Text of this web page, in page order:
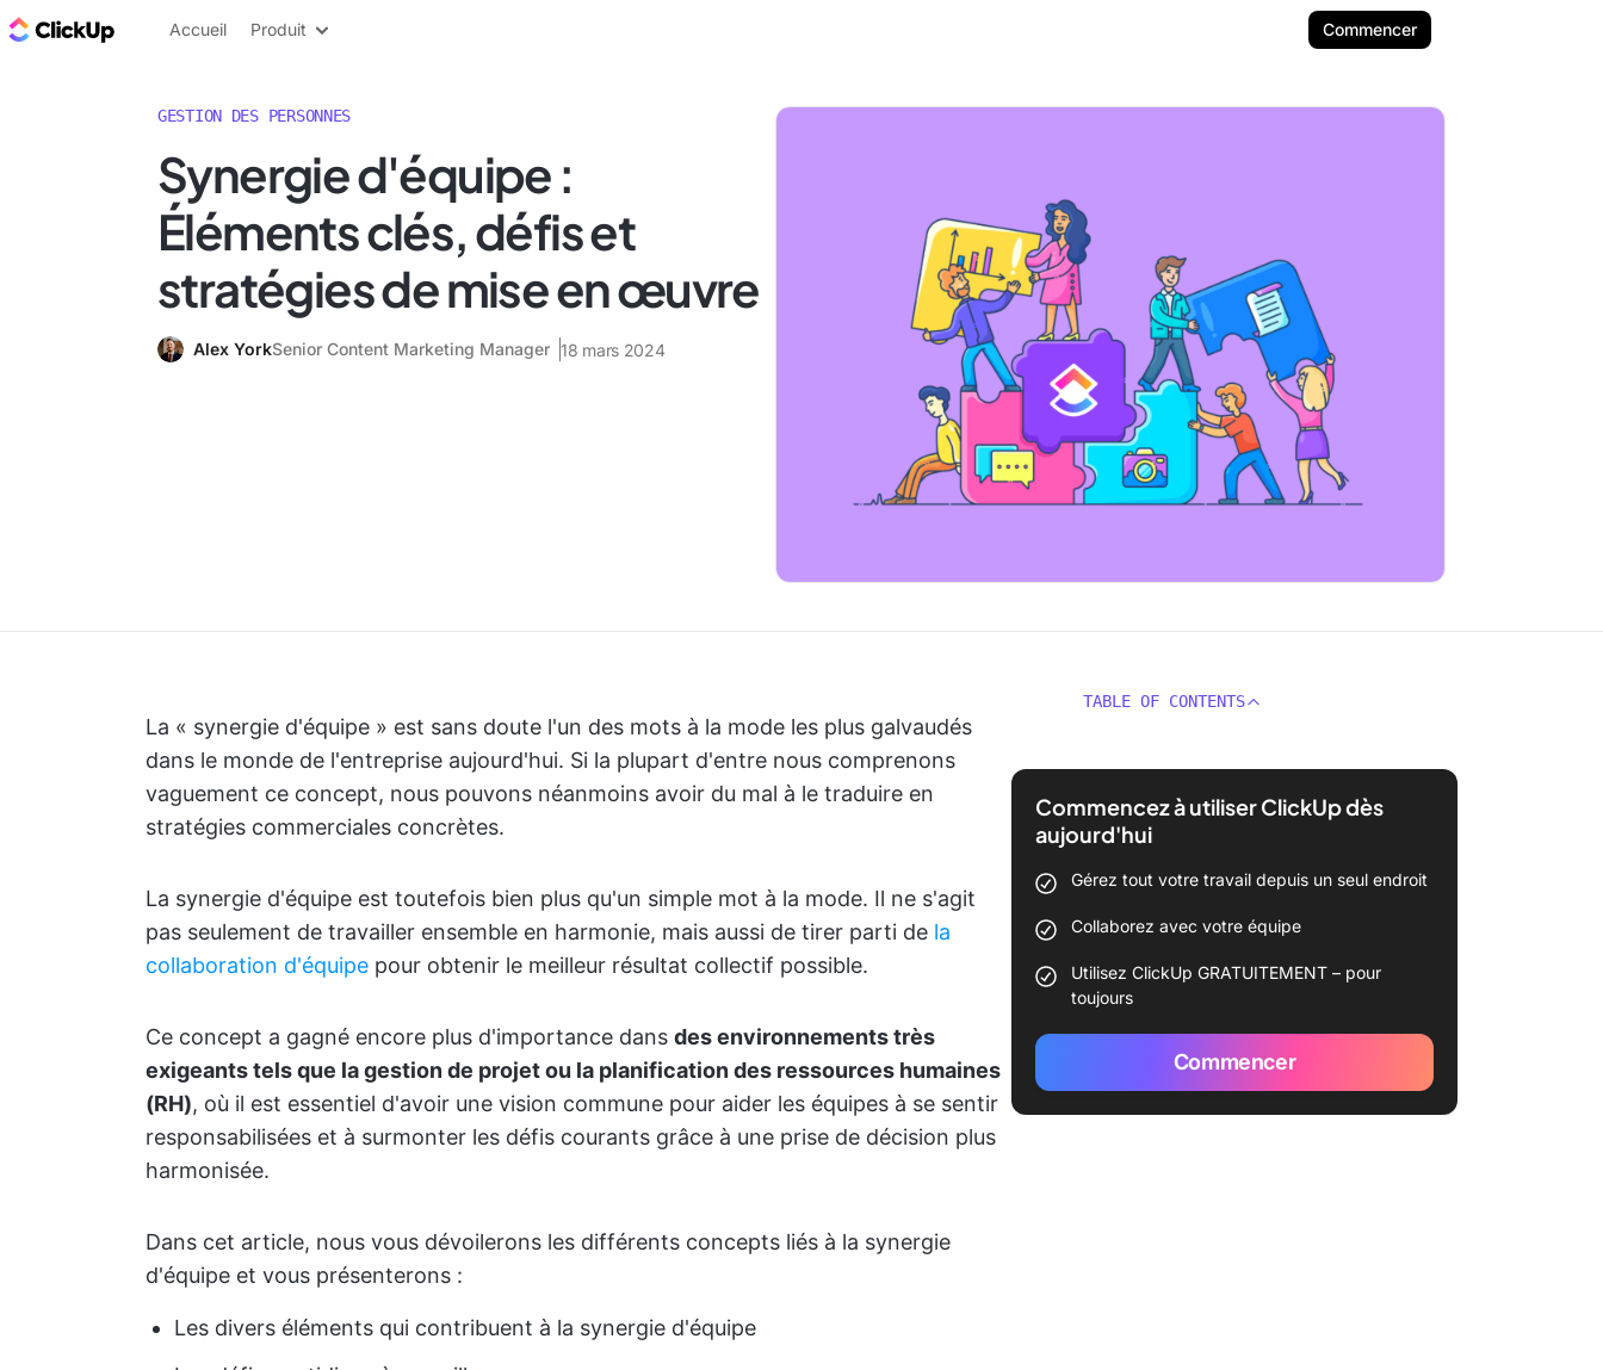
ClickUp Blog
Accueil Produit Commencer
GESTION DES PERSONNES
Synergie d'équipe :
Éléments clés, défis et
stratégies de mise en œuvre
Alex YorkSenior Content Marketing Manager 18 mars 2024
La « synergie d'équipe » est sans doute l'un des mots à la mode les plus galvaudés
dans le monde de l'entreprise aujourd'hui. Si la plupart d'entre nous comprenons
vaguement ce concept, nous pouvons néanmoins avoir du mal à le traduire en
stratégies commerciales concrètes.
La synergie d'équipe est toutefois bien plus qu'un simple mot à la mode. Il ne s'agit
pas seulement de travailler ensemble en harmonie, mais aussi de tirer parti de la
collaboration d'équipe pour obtenir le meilleur résultat collectif possible.
Ce concept a gagné encore plus d'importance dans des environnements très
exigeants tels que la gestion de projet ou la planification des ressources humaines
(RH), où il est essentiel d'avoir une vision commune pour aider les équipes à se sentir
responsabilisées et à surmonter les défis courants grâce à une prise de décision plus
harmonisée.
Dans cet article, nous vous dévoilerons les différents concepts liés à la synergie
d'équipe et vous présenterons :
Les divers éléments qui contribuent à la synergie d'équipe
TABLE OF CONTENTS
Commencez à utiliser ClickUp dès
aujourd'hui
Gérez tout votre travail depuis un seul endroit
Collaborez avec votre équipe
Utilisez ClickUp GRATUITEMENT – pour
toujours
Commencer